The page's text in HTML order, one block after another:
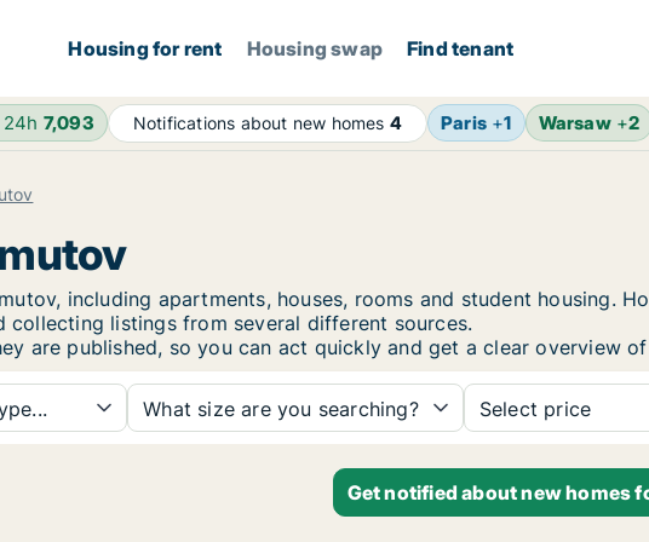
Housing for rent Housing swap Find tenant
7,093 Notifications about new homes 4 Paris +1 Warsaw+2
including apartments, houses, rooms and student housing.
listings from several different sources.
are published, so you can act quickly and get a clear overview
What size are you searching? Select price
Get notified about new homes